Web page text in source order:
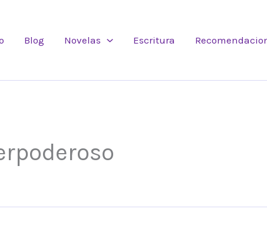
Blog Novelas Escritura